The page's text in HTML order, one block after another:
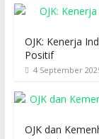
OJK: Kenerja
Positif
4 September
OJK dan